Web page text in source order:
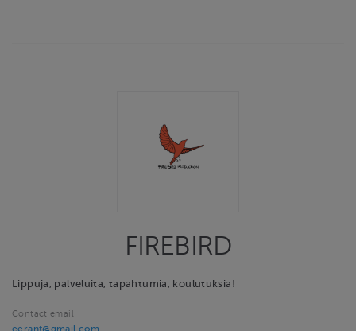
FIREBIRD
Lippuja, palveluita, tapahtumia, koulutuksia!
Contact email
eerant@gmail.com